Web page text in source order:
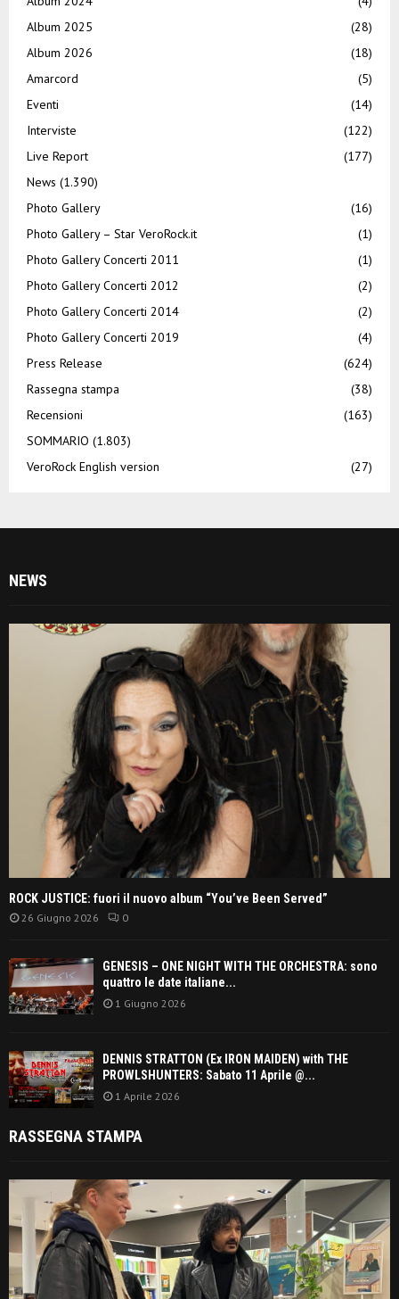
Album 2025
(28)
Album 2026
(18)
Amarcord
(5)
Eventi
(14)
Interviste
(122)
Live Report
(177)
News (1.390)
Photo Gallery
(16)
Photo Gallery – Star VeroRock.it
(1)
Photo Gallery Concerti 2011
(1)
Photo Gallery Concerti 2012
(2)
Photo Gallery Concerti 2014
(2)
Photo Gallery Concerti 2019
(4)
Press Release
(624)
Rassegna stampa
(38)
Recensioni
(163)
SOMMARIO (1.803)
VeroRock English version
(27)
NEWS
ROCK JUSTICE: fuori il nuovo album “You’ve Been Served”
26 Giugno 2026 0
GENESIS – ONE NIGHT WITH THE ORCHESTRA: sono
quattro le date italiane...
1 Giugno 2026
DENNIS STRATTON (Ex IRON MAIDEN) with THE
PROWLSHUNTERS: Sabato 11 Aprile @...
1 Aprile 2026
RASSEGNA STAMPA